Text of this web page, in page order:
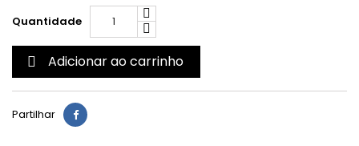
Quantidade
 Adicionar ao carrinho
Partilhar